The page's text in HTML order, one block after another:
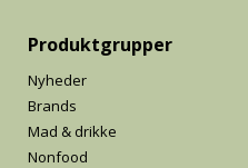
Produktgrupper
Nyheder
Brands
Mad & drikke
Nonfood